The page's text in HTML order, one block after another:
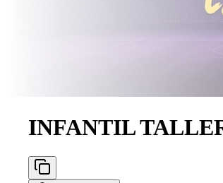
INFANTIL